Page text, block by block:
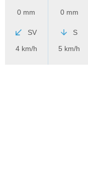
0 mm
SV
4 km/h
0 mm
S
5 km/h